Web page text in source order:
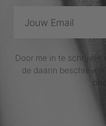
Door me in te schrijven
de daarin